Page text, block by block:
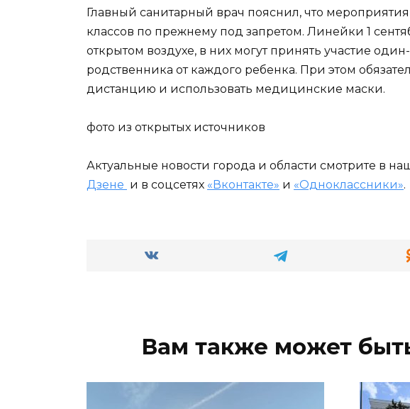
Главный санитарный врач пояснил, что
классов по прежнему под запретом. Линейки 1
открытом воздухе, в них могут принять участие
родственника от каждого ребенка. При этом
дистанцию и использовать медицинские маски.
фото из открытых источников
Актуальные новости города и области смотрите в
Дзене и в соцсетях «Вконтакте» и «Одноклассники».
Вам также может